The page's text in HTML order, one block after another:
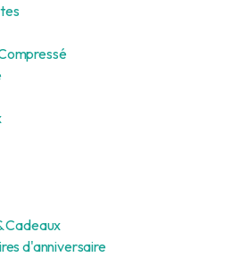
Cadeaux
d'anniversaire